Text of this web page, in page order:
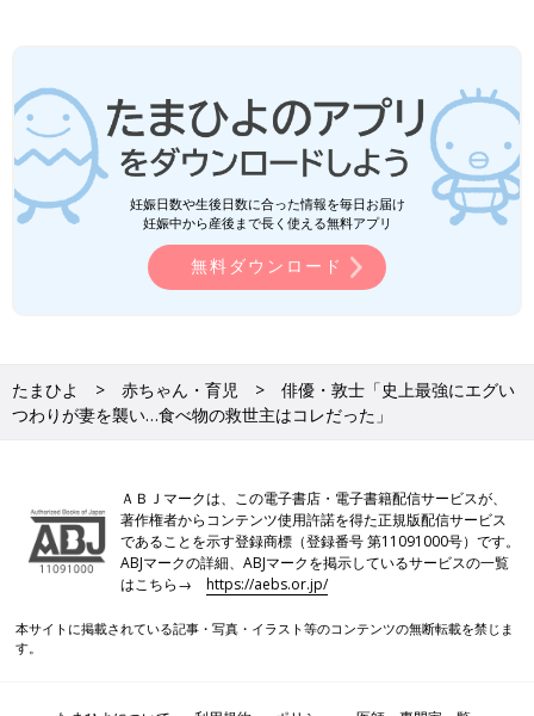
新幹線でたまひよ連載、執筆中
敦士（あつし）
妊娠日数や生後日数に合った情報を毎日お届け
妊娠中から産後まで長く使える無料アプリ
無料ダウンロード
たまひよ 赤ちゃん・育児
俳優・敦士「史上最強にエグい
つわりが妻を襲い…食べ物の救世主はコレだった」
ＡＢＪマークは、この電子書店・電子書籍配信サービスが、
著作権者からコンテンツ使用許諾を得た正規版配信サービス
であることを示す登録商標（登録番号 第11091000号）です。
ABJマークの詳細、ABJマークを掲示しているサービスの一覧
はこちら→https://aebs.or.jp/
本サイトに掲載されている記事・写真・イラスト等のコンテンツの無断転載を禁じま
す。